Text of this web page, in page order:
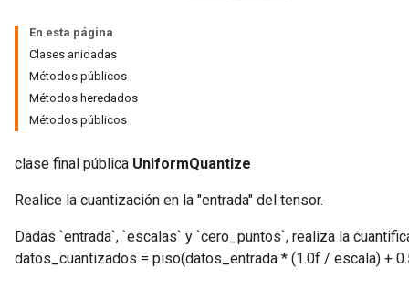
En esta página
Clases anidadas
Métodos públicos
Métodos heredados
Métodos públicos
clase final pública UniformQuantize
Realice la cuantización en la "entrada" del tensor.
Dadas `entrada`, `escalas` y `cero_puntos`, realiza la
datos_cuantizados = piso(datos_entrada * (1.0f / escala) +